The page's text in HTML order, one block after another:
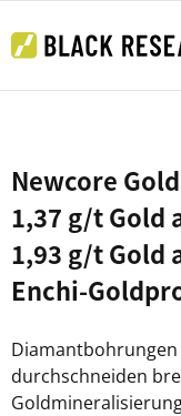
Newcore
1,37 g/t Gold
1,93 g/t Gold
Enchi-
durchschneiden